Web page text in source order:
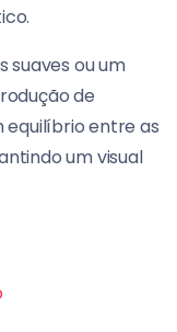
suaves ou um
de
equilíbrio entre as
um visual